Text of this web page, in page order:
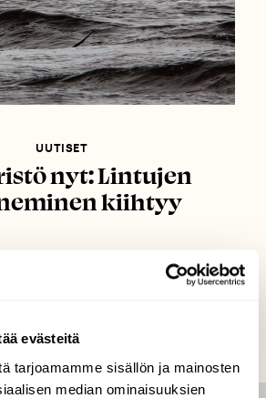
evästeitä
tarjoamamme sisällön ja mainosten
median ominaisuuksien
UUTISET
nyt: Lintujen
kiihtyy